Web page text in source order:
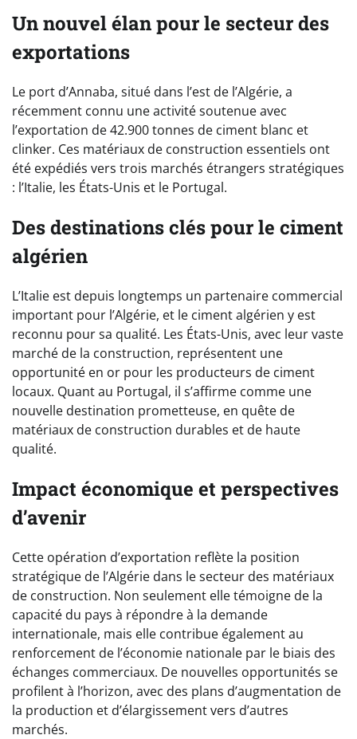
Un nouvel élan pour le secteur des
exportations
Le port d’Annaba, situé dans l’est de l’Algérie, a
récemment connu une activité soutenue avec
l’exportation de 42.900 tonnes de ciment blanc et
clinker. Ces matériaux de construction essentiels ont
été expédiés vers trois marchés étrangers stratégiques
: l’Italie, les États-Unis et le Portugal.
Des destinations clés pour le ciment
algérien
L’Italie est depuis longtemps un partenaire commercial
important pour l’Algérie, et le ciment algérien y est
reconnu pour sa qualité. Les États-Unis, avec leur vaste
marché de la construction, représentent une
opportunité en or pour les producteurs de ciment
locaux. Quant au Portugal, il s’affirme comme une
nouvelle destination prometteuse, en quête de
matériaux de construction durables et de haute
qualité.
Impact économique et perspectives
d’avenir
Cette opération d’exportation reflète la position
stratégique de l’Algérie dans le secteur des matériaux
de construction. Non seulement elle témoigne de la
capacité du pays à répondre à la demande
internationale, mais elle contribue également au
renforcement de l’économie nationale par le biais des
échanges commerciaux. De nouvelles opportunités se
profilent à l’horizon, avec des plans d’augmentation de
la production et d’élargissement vers d’autres
marchés.